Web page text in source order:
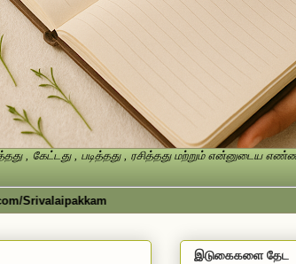
, கேட்டது , படித்தது , ரசித்தது மற்றும் என்னுடைய
இடுகைகளை தேட